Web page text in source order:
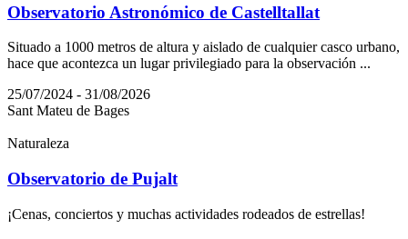
Observatorio Astronómico de Castelltallat
Situado a 1000 metros de altura y aislado de cualquier casco urbano,
hace que acontezca un lugar privilegiado para la observación ...
25/07/2024 - 31/08/2026
Sant Mateu de Bages
Naturaleza
Observatorio de Pujalt
¡Cenas, conciertos y muchas actividades rodeados de estrellas!